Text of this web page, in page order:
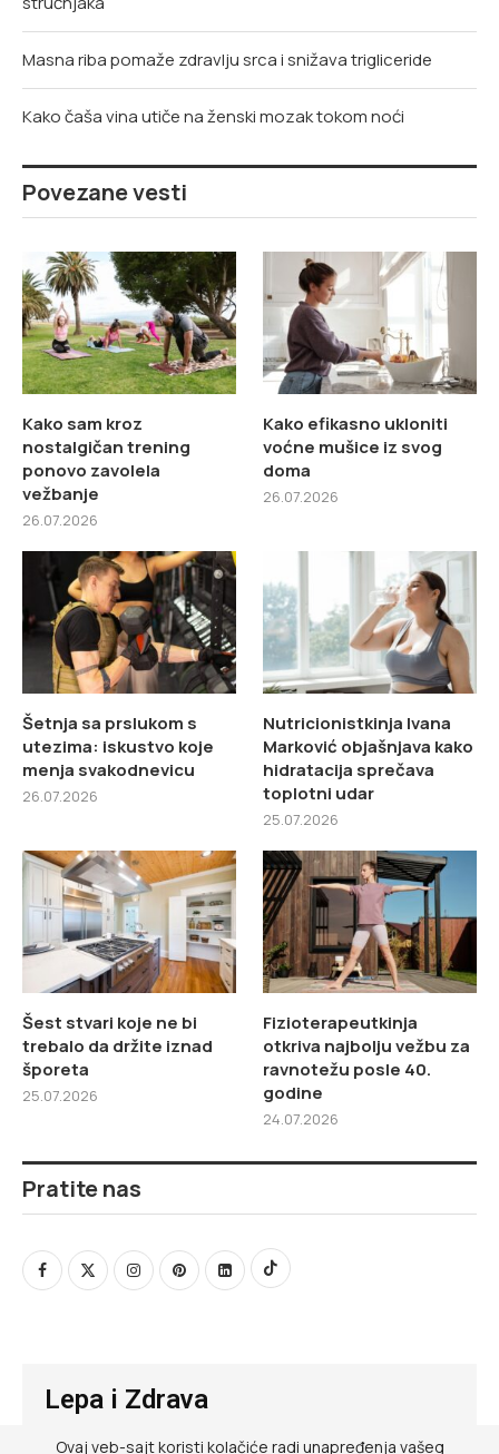
Masna riba pomaže zdravlju srca i snižava trigliceride
Kako čaša vina utiče na ženski mozak tokom noći
Povezane vesti
Kako sam kroz
nostalgičan trening
ponovo zavolela
vežbanje
26.07.2026
Kako efikasno ukloniti
voćne mušice iz svog
doma
26.07.2026
Šetnja sa prslukom s
utezima: iskustvo koje
menja svakodnevicu
26.07.2026
Nutricionistkinja Ivana
Marković objašnjava kako
hidratacija sprečava
toplotni udar
25.07.2026
Šest stvari koje ne bi
trebalo da držite iznad
šporeta
25.07.2026
Fizioterapeutkinja
otkriva najbolju vežbu za
ravnotežu posle 40.
godine
24.07.2026
Pratite nas
Lepa i Zdrava
Ovaj veb-sajt koristi kolačiće radi unapređenja vašeg